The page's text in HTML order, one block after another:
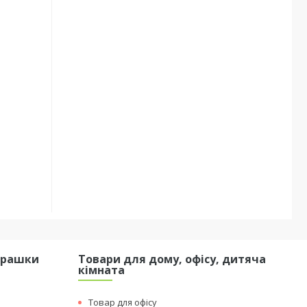
Товари для дому, офісу, дитяча
кімната
Товар для офісу